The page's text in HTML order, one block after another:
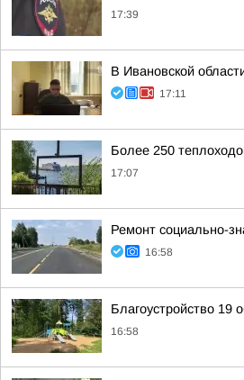
17:39
В Ивановской
17:11
Более 250
17:07
Ремонт социально-
16:58
Благоустройство 19
16:58